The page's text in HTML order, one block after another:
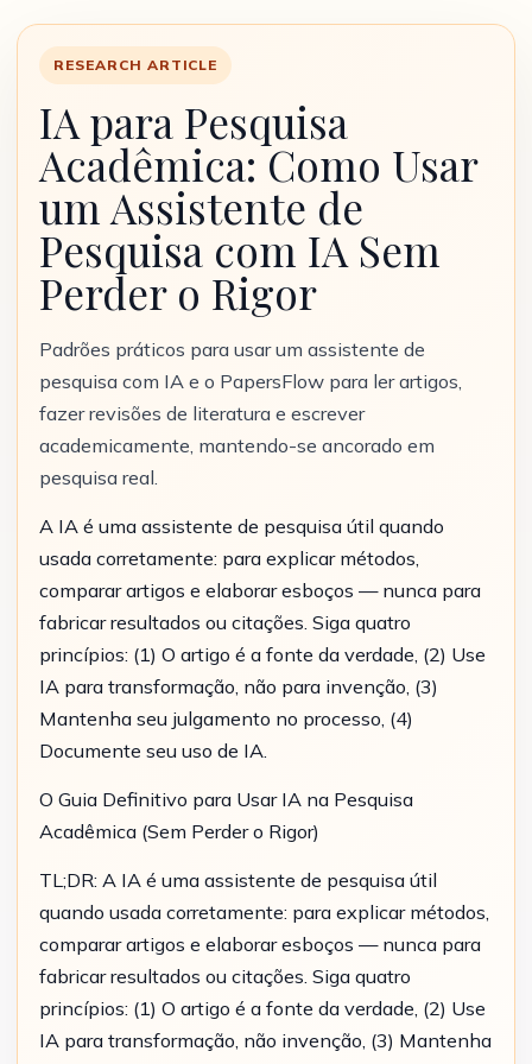
RESEARCH ARTICLE
IA para Pesquisa
Acadêmica: Como Usar
um Assistente de
Pesquisa com IA Sem
Perder o Rigor
Padrões práticos para usar um assistente de
pesquisa com IA e o PapersFlow para ler artigos,
fazer revisões de literatura e escrever
academicamente, mantendo-se ancorado em
pesquisa real.
A IA é uma assistente de pesquisa útil quando
usada corretamente: para explicar métodos,
comparar artigos e elaborar esboços — nunca para
fabricar resultados ou citações. Siga quatro
princípios: (1) O artigo é a fonte da verdade, (2) Use
IA para transformação, não para invenção, (3)
Mantenha seu julgamento no processo, (4)
Documente seu uso de IA.
O Guia Definitivo para Usar IA na Pesquisa
Acadêmica (Sem Perder o Rigor)
TL;DR: A IA é uma assistente de pesquisa útil
quando usada corretamente: para explicar métodos,
comparar artigos e elaborar esboços — nunca para
fabricar resultados ou citações. Siga quatro
princípios: (1) O artigo é a fonte da verdade, (2) Use
IA para transformação, não invenção, (3) Mantenha